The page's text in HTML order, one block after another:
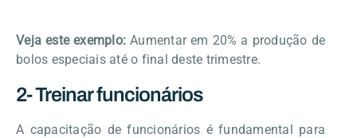
Veja este exemplo: Aumentar em 20% a produção de
bolos especiais até o final deste trimestre.
2- Treinar funcionários
A capacitação de funcionários é fundamental para